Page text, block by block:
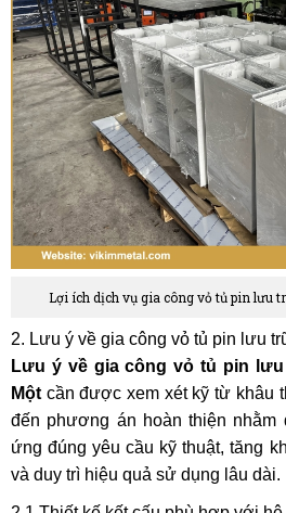
Lợi ích dịch vụ gia công vỏ tủ pin lưu
2. Lưu ý về gia công vỏ tủ pin lưu
Lưu ý về gia công vỏ tủ pin
Một cần được xem xét kỹ từ khâu
đến phương án hoàn thiện nhằm
ứng đúng yêu cầu kỹ thuật, tăng
và duy trì hiệu quả sử dụng lâu dài.